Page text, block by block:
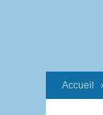
Accueil